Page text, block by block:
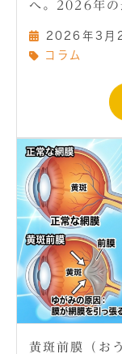
へ。2026年の
2026年3月
コラム
黄斑前膜（お